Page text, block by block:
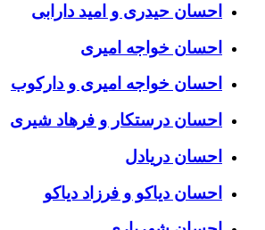
احسان حیدری و امید دارابی
احسان خواجه امیری
احسان خواجه امیری و دارکوب
احسان درستكار و فرهاد شيرى
احسان دریادل
احسان دیاکو و فرزاد دیاکو